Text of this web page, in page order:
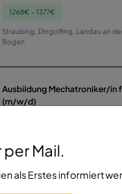
1268€ - 1377€
Straubing, Dingolfing, Landau an der
Bogen
Ausbildung Mechatroniker/in
(m/w/d)
Ausbildung zur/zum
Mail.
als Erstes informiert